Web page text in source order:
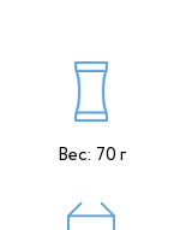
Вес: 70 г